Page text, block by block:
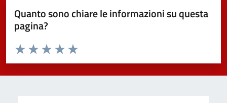
Quanto sono chiare le informazioni su questa
pagina?
Valuta da 1 a 5 stelle la pagina
Valuta 5 stelle su 5
Valuta 4 stelle su 5
Valuta 3 stelle su 5
Valuta 2 stelle su 5
Valuta 1 stelle su 5